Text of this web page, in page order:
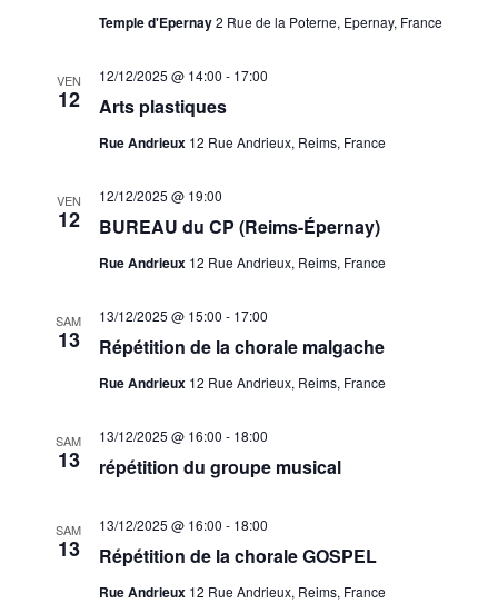
Temple d'Epernay2 Rue de la Poterne, Epernay, France
VEN
12 Arts plastiques
12/12/2025 @ 14:00 - 17:00
Rue Andrieux 12 Rue Andrieux, Reims, France
VEN
12 BUREAU du CP (Reims-Épernay)
12/12/2025 @ 19:00
Rue Andrieux 12 Rue Andrieux, Reims, France
SAM
13 Répétition de la chorale malgache
13/12/2025 @ 15:00 - 17:00
Rue Andrieux 12 Rue Andrieux, Reims, France
SAM
13 répétition du groupe musical
13/12/2025 @ 16:00 - 18:00
SAM
13 Répétition de la chorale GOSPEL
13/12/2025 @ 16:00 - 18:00
Rue Andrieux 12 Rue Andrieux, Reims, France